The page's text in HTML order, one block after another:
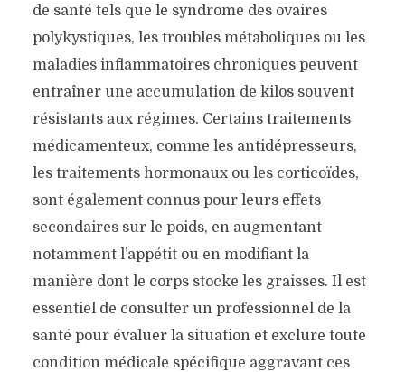
de santé tels que le syndrome des ovaires
polykystiques, les troubles métaboliques ou les
maladies inflammatoires chroniques peuvent
entraîner une accumulation de kilos souvent
résistants aux régimes. Certains traitements
médicamenteux, comme les antidépresseurs,
les traitements hormonaux ou les corticoïdes,
sont également connus pour leurs effets
secondaires sur le poids, en augmentant
notamment l’appétit ou en modifiant la
manière dont le corps stocke les graisses. Il est
essentiel de consulter un professionnel de la
santé pour évaluer la situation et exclure toute
condition médicale spécifique aggravant ces